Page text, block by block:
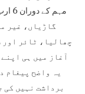
چھالیا، ٹائر
آغاز میں ہی
یہ واضح پیغام
برداشت نہیں کی